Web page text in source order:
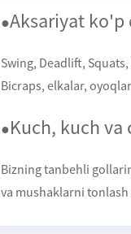
●Aksariyat
Swing, Deadlift,
Bicraps, elkalar,
●Kuch, kuch
Bizning tanbehli
va mushaklarni